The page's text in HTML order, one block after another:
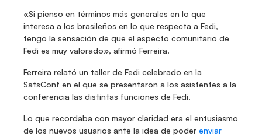
«Si pienso en términos más generales en lo que
interesa a los brasileños en lo que respecta a Fedi,
tengo la sensación de que el aspecto comunitario de
Fedi es muy valorado», afirmó Ferreira.
Ferreira relató un taller de Fedi celebrado en la
SatsConf en el que se presentaron a los asistentes a la
conferencia las distintas funciones de Fedi.
Lo que recordaba con mayor claridad era el entusiasmo
de los nuevos usuarios ante la idea de poder enviar